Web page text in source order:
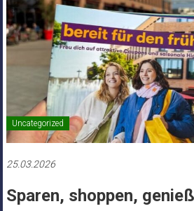
Uncategorized
25.03.2026
Sparen, shoppen,